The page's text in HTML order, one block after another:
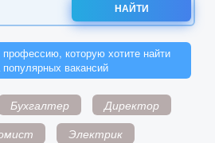
НАЙТИ
которую хотите найти
вакансий
Бухгалтер
Директор
Электрик